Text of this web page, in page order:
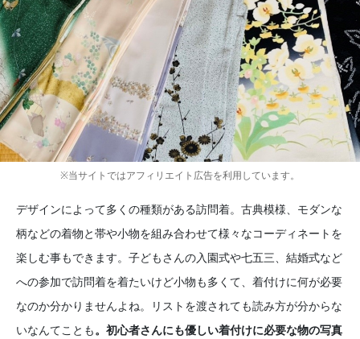
※当サイトではアフィリエイト広告を利用しています。
デザインによって多くの種類がある訪問着。古典模様、モダンな
柄などの着物と帯や小物を組み合わせて様々なコーディネートを
楽しむ事もできます。子どもさんの入園式や七五三、結婚式など
への参加で訪問着を着たいけど小物も多くて、着付けに何が必要
なのか分かりませんよね。リストを渡されても読み方が分からな
いなんてことも。初心者さんにも優しい着付けに必要な物の写真